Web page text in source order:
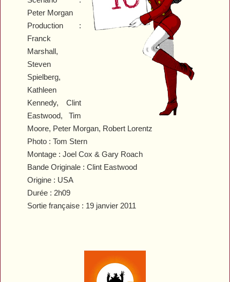
Peter Morgan
Production :
Franck
Marshall,
Steven
Spielberg,
Kathleen
Kennedy, Clint
Eastwood, Tim
Moore, Peter Morgan, Robert Lorentz
Photo : Tom Stern
Montage : Joel Cox & Gary Roach
Bande Originale : Clint Eastwood
Origine : USA
Durée : 2h09
Sortie française : 19 janvier 2011